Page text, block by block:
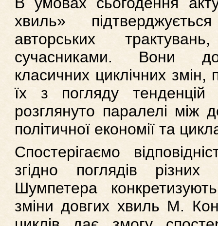
хвиль»
авторських
сучасниками. Вони
класичних циклічних
їх з погляду
розглянуто паралелі між
політичної економії та
Спостерігаємо
згідно поглядів
Шумпетера
зміни довгих хвиль М.